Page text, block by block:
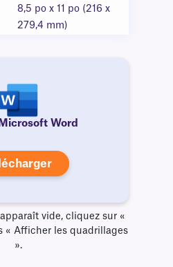
8,5 po x 11 po (216 x
279,4 mm)
Word
vide, cliquez sur «
« Afficher les quadrillages
».